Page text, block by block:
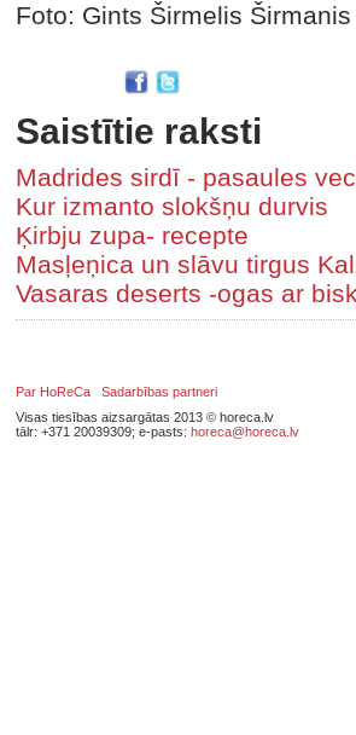
Foto: Gints Širmelis Širmanis
Saistītie raksti
Madrides sirdī - pasaules
Kur izmanto slokšņu durvis
Ķirbju zupa- recepte
Masļeņica un slāvu tirgus
Vasaras deserts -ogas ar
Par HoReCa
Sadarbības partneri
Visas tiesības aizsargātas 2013 © horeca.lv
tālr: +371 20039309; e-pasts: horeca@horeca.lv